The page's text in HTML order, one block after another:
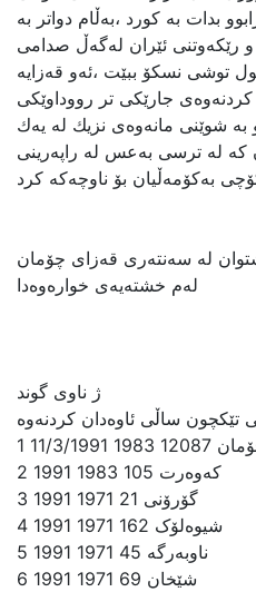
بدات بە كورد ،بەڵام دواتر بە
ئێران لەگەڵ صدامی
توشی نسكۆ ببێت ،ئەو قەزایە
ئاوادان كردنەوەی جارێكی تر رووداوێكی
بە شوێنی مانەوەی نزیك لە یەك
كە لە ترسی بەعس لە راپەرینی
له‌ سه‌نته‌ری قه‌زای چۆمان
له‌م خشته‌یه‌ی خواره‌وه‌دا
ژ ناوی گوند
11/3/1991
2 که‌وه‌رت 105 1983 1991
3 گۆرۆنی 21 1971 1991
4 شیوه‌لۆک 162 1971 1991
5 ناوبه‌رگه‌ 45 1971 1991
6 شێخان 69 1971 1991